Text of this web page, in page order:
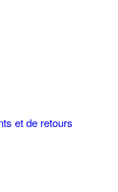
et de retours